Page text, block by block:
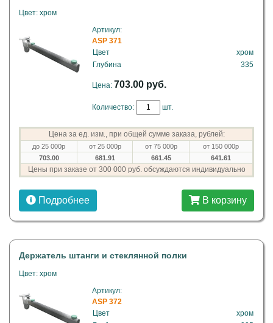
Цвет: хром
Артикул:
ASP 371
Цвет
хром
Глубина
335
Цена: 703.00 руб.
Количество: шт.
Цена за ед. изм., при общей сумме заказа, рублей:
до 25 000р от 25 000р от 75 000р
от 150 000р
703.00
681.91 661.45 641.61
Цены при заказе от 300 000 руб. обсуждаются индивидуально
Подробнее В корзину
Держатель штанги и стеклянной полки
Цвет: хром
Артикул:
ASP 372
Цвет
хром